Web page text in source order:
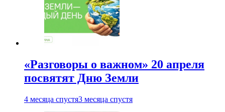
«Разговоры о важном» 20 апреля
посвятят Дню Земли
4 месяца спустя3 месяца спустя